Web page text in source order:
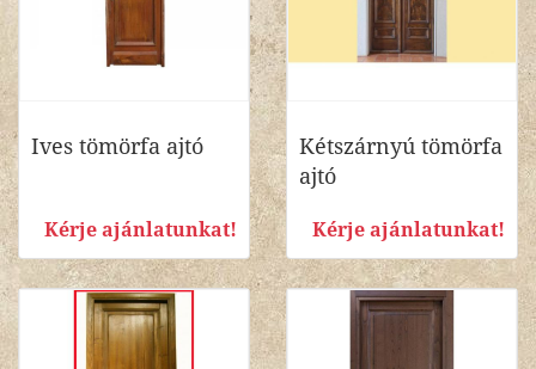
Ives tömörfa ajtó
Kérje ajánlatunkat!
Kétszárnyú tömörfa
ajtó
Kérje ajánlatunkat!